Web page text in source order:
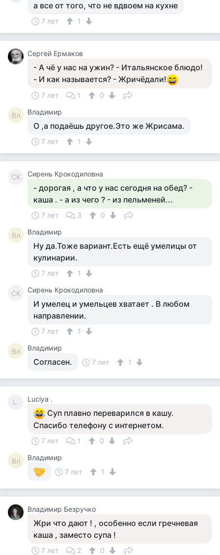
а все от того, что не вдвоем на кухне
7 лет 1
Сергей Ермаков
- А чё у нас на ужин? - Итальянское блюдо!
- И как называется? - Жричёдали!
7 лет 1 0
Вл Владимир
О ,а подаёшь другое.Это же Жрисама.
7 лет 1
СК Сирень Крокодиловна
- дорогая , а что у нас сегодня на обед? -
каша . - а из чего ? - из пельменей...
7 лет 3 0
Вл Владимир
Ну да.Тоже вариант.Есть ещё умелицы от
кулинарии.
7 лет 1
СК Сирень Крокодиловна
И умелец и умельцев хватает . В любом
направлении.
7 лет 1
Вл Владимир
Согласен. 7 лет 1
L. Luciya .
Суп плавно переварился в кашу.
Спасибо телефону с интернетом.
7 лет 1 0
Вл
Владимир
7 лет
1
Владимир Безручко
Жри что дают ! , особенно если гречневая
каша , заместо супа !
7 лет 2 0